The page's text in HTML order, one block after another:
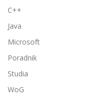
C++
Java
Microsoft
Poradnik
Studia
WoG